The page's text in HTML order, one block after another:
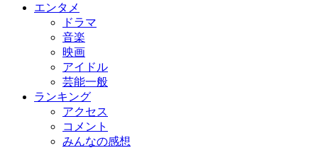
エンタメ
ドラマ
音楽
映画
アイドル
芸能一般
ランキング
アクセス
コメント
みんなの感想